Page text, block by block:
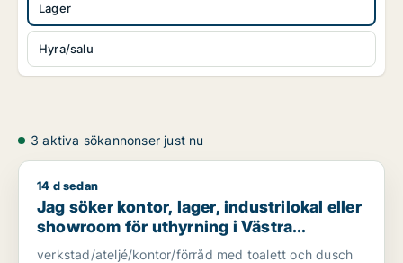
Lager
Hyra/salu
3 aktiva sökannonser just nu
Jag söker kontor, lager, industrilokal eller showroom för
14 d sedan
Jag söker kontor, lager, industrilokal eller
showroom för uthyrning i Västra
Götaland
verkstad/ateljé/kontor/förråd med toalett och dusch